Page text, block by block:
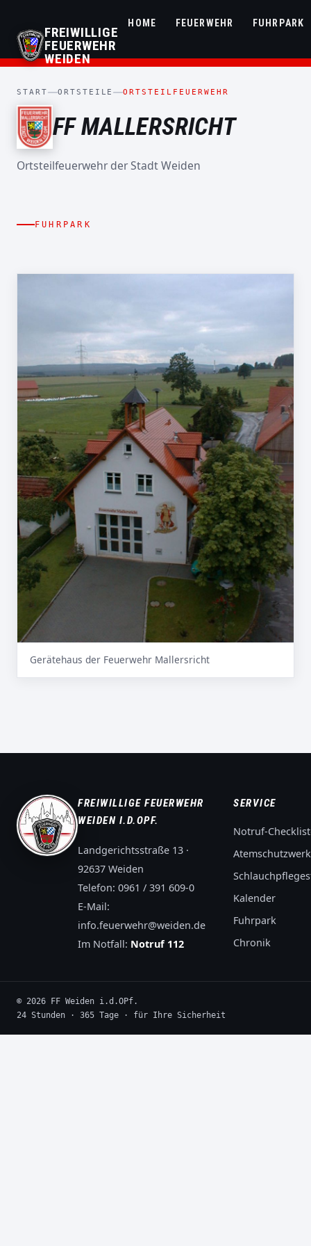
FREIWILLIGE
FEUERWEHR
WEIDEN
HOME FEUERWEHR FUHRPARK
START ORTSTEILE ORTSTEILFEUERWEHR
FF MALLERSRICHT
Ortsteilfeuerwehr der Stadt Weiden
FUHRPARK
46/1
Gerätehaus der Feuerwehr Mallersricht
FREIWILLIGE FEUERWEHR
WEIDEN I.D.OPF.
Landgerichtsstraße 13 ·
92637 Weiden
Telefon: 0961 / 391 609-0
E-Mail:
info.feuerwehr@weiden.de
Im Notfall: Notruf 112
SERVICE
Notruf-
Kalender
Fuhrpark
Chronik
© 2026 FF Weiden i.d.OPf.
24 Stunden · 365 Tage · für Ihre Sicherheit